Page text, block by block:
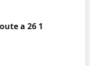
a 26 1